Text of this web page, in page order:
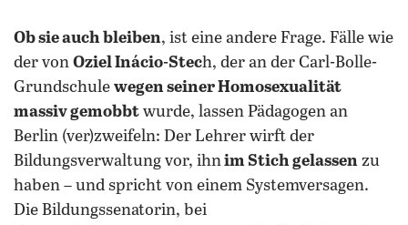
Ob sie auch bleiben, ist eine andere Frage. Fälle wie
der von Oziel Inácio-Stech, der an der Carl-Bolle-
Grundschule wegen seiner Homosexualität
massiv gemobbt wurde, lassen Pädagogen an
Berlin (ver)zweifeln: Der Lehrer wirft der
Bildungsverwaltung vor, ihnim Stich gelassen zu
haben – und spricht von einem Systemversagen.
Die Bildungssenatorin, bei